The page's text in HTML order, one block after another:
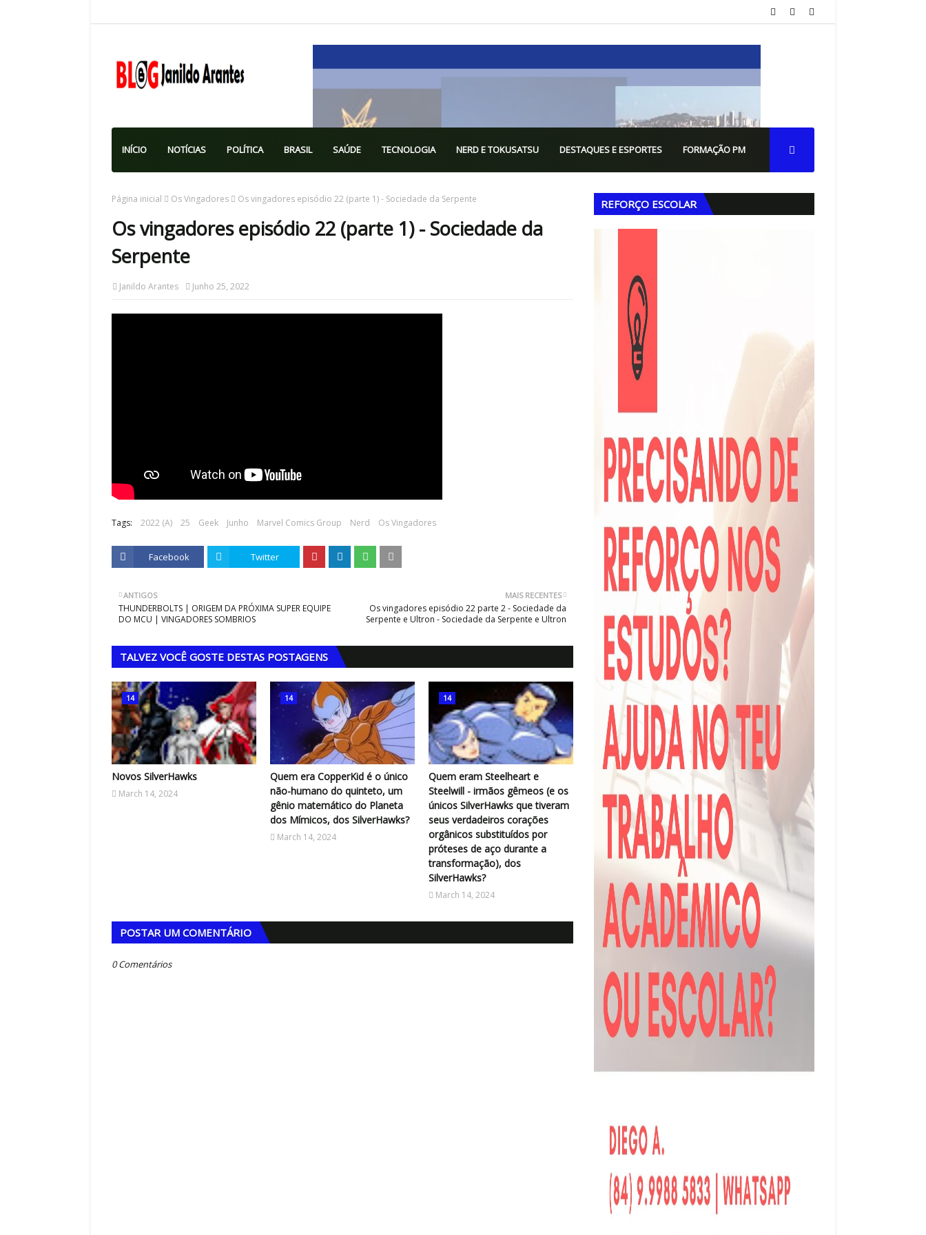
INÍCIO NOTÍCIAS POLÍTICA BRASIL SAÚDE TECNOLOGIA NERD E TOKUSATSU DESTAQUES E ESPORTES FORMAÇÃO PM
Página inicial Os Vingadores Os vingadores episódio 22 (parte 1) - Sociedade da Serpente
Os vingadores episódio 22 (parte 1) - Sociedade da
Serpente
Janildo Arantes Junho 25, 2022
Tags: 2022 (A) 25 Geek Junho Marvel Comics Group Nerd Os Vingadores
Facebook Twitter
MAIS RECENTES
Os vingadores episódio 22 parte 2 - Sociedade da
Serpente e Ultron - Sociedade da Serpente e Ultron
ANTIGOS
THUNDERBOLTS | ORIGEM DA PRÓXIMA SUPER EQUIPE
DO MCU | VINGADORES SOMBRIOS
TALVEZ VOCÊ GOSTE DESTAS POSTAGENS
14
Novos SilverHawks
March 14, 2024
14
Quem era CopperKid é o único
não-humano do quinteto, um
gênio matemático do Planeta
dos Mímicos, dos SilverHawks?
March 14, 2024
14
Quem eram Steelheart e
Steelwill - irmãos gêmeos (e os
únicos SilverHawks que tiveram
seus verdadeiros corações
orgânicos substituídos por
próteses de aço durante a
transformação), dos
SilverHawks?
March 14, 2024
POSTAR UM COMENTÁRIO
0 Comentários
REFORÇO ESCOLAR